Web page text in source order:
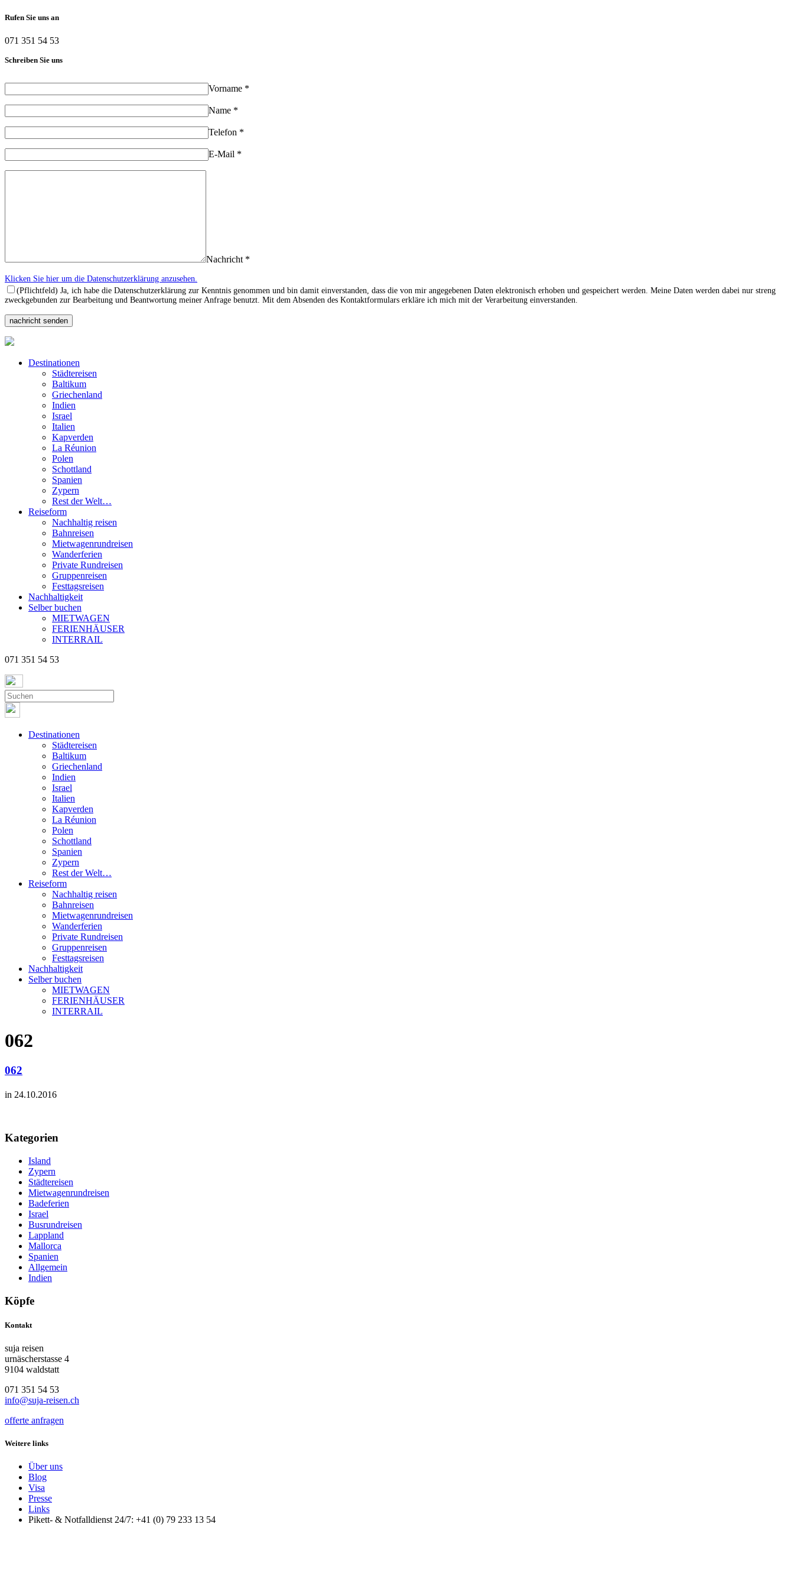
Rufen Sie uns an
071 351 54 53
Schreiben Sie uns
Vorname *
Name *
Telefon *
E-Mail *
Nachricht *
Klicken Sie hier um die Datenschutzerklärung anzusehen.
(Pflichtfeld) Ja, ich habe die Datenschutzerklärung zur Kenntnis genommen und bin damit einverstanden, dass die von mir angegebenen Daten elektronisch erhoben und gespeichert werden. Meine Daten werden dabei nur streng
zweckgebunden zur Bearbeitung und Beantwortung meiner Anfrage benutzt. Mit dem Absenden des Kontaktformulars erkläre ich mich mit der Verarbeitung einverstanden.
Destinationen
Städtereisen
Baltikum
Griechenland
Indien
Israel
Italien
Kapverden
La Réunion
Polen
Schottland
Spanien
Zypern
Rest der Welt…
Reiseform
Nachhaltig reisen
Bahnreisen
Mietwagenrundreisen
Wanderferien
Private Rundreisen
Gruppenreisen
Festtagsreisen
Nachhaltigkeit
Selber buchen
MIETWAGEN
FERIENHÄUSER
INTERRAIL
071 351 54 53
Destinationen
Städtereisen
Baltikum
Griechenland
Indien
Israel
Italien
Kapverden
La Réunion
Polen
Schottland
Spanien
Zypern
Rest der Welt…
Reiseform
Nachhaltig reisen
Bahnreisen
Mietwagenrundreisen
Wanderferien
Private Rundreisen
Gruppenreisen
Festtagsreisen
Nachhaltigkeit
Selber buchen
MIETWAGEN
FERIENHÄUSER
INTERRAIL
062
062
in 24.10.2016
Kategorien
Island
Zypern
Städtereisen
Mietwagenrundreisen
Badeferien
Israel
Busrundreisen
Lappland
Mallorca
Spanien
Allgemein
Indien
Köpfe
Kontakt
suja reisen
urnäscherstasse 4
9104 waldstatt
071 351 54 53
info@suja-reisen.ch
offerte anfragen
Weitere links
Über uns
Blog
Visa
Presse
Links
Pikett- & Notfalldienst 24/7: +41 (0) 79 233 13 54